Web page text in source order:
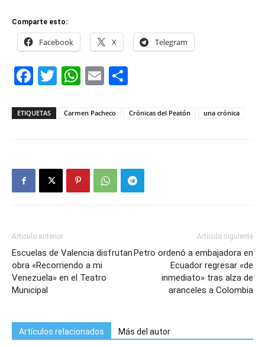
Comparte esto:
Facebook X Telegram
Facebook
Twitter
WhatsApp
Email
ETIQUETAS Carmen Pacheco Crónicas del Peatón una crónica
Artículo anterior
Escuelas de Valencia disfrutan
obra «Recorriendo a mi
Venezuela» en el Teatro
Municipal
Artículo siguiente
Petro ordenó a embajadora en
Ecuador regresar «de
inmediato» tras alza de
aranceles a Colombia
Artículos relacionados Más del autor